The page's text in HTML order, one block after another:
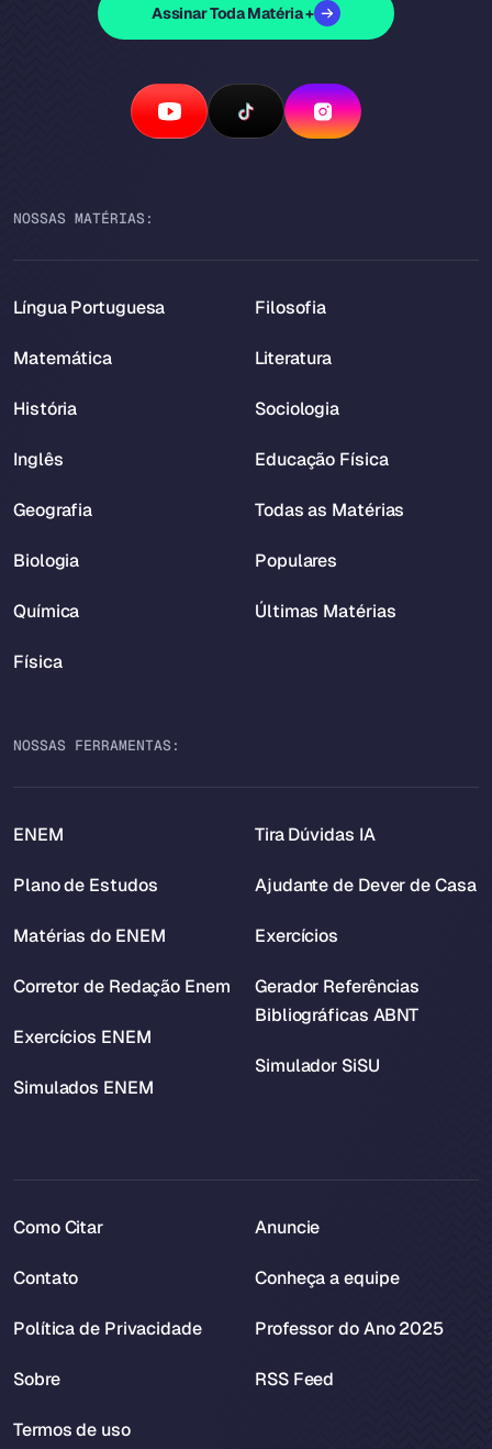
Assinar Toda Matéria +
NOSSAS MATÉRIAS:
Língua Portuguesa
Matemática
História
Inglês
Geografia
Biologia
Química
Física
Filosofia
Literatura
Sociologia
Educação Física
Todas as Matérias
Populares
Últimas Matérias
NOSSAS FERRAMENTAS:
ENEM
Plano de Estudos
Matérias do ENEM
Corretor de Redação Enem
Exercícios ENEM
Simulados ENEM
Tira Dúvidas IA
Ajudante de Dever de Casa
Exercícios
Gerador Referências
Bibliográficas ABNT
Simulador SiSU
Como Citar
Contato
Política de Privacidade
Sobre
Termos de uso
Anuncie
Conheça a equipe
Professor do Ano 2025
RSS Feed